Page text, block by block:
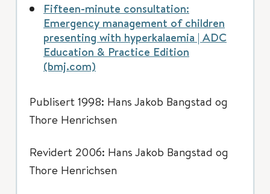
Fifteen-minute consultation:
Emergency management of children
presenting with hyperkalaemia | ADC
Education & Practice Edition
(bmj.com)
Publisert 1998: Hans Jakob Bangstad og
Thore Henrichsen
Revidert 2006: Hans Jakob Bangstad og
Thore Henrichsen